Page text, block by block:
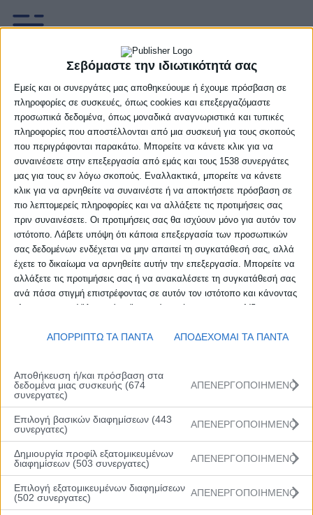
Σεβόμαστε την ιδιωτικότητά σας
Εμείς και οι συνεργάτες μας αποθηκεύουμε ή έχουμε πρόσβαση σε
πληροφορίες σε συσκευές, όπως cookies και επεξεργαζόμαστε
προσωπικά δεδομένα, όπως μοναδικά αναγνωριστικά και τυπικές
πληροφορίες που αποστέλλονται από μια συσκευή για τους σκοπούς
που περιγράφονται παρακάτω. Μπορείτε να κάνετε κλικ για να
συναινέσετε στην επεξεργασία από εμάς και τους 1538 συνεργάτες
μας για τους εν λόγω σκοπούς. Εναλλακτικά, μπορείτε να κάνετε
κλικ για να αρνηθείτε να συναινέστε ή να αποκτήσετε πρόσβαση σε
πιο λεπτομερείς πληροφορίες και να αλλάξετε τις προτιμήσεις σας
πριν συναινέσετε. Οι προτιμήσεις σας θα ισχύουν μόνο για αυτόν τον
ιστότοπο. Λάβετε υπόψη ότι κάποια επεξεργασία των προσωπικών
σας δεδομένων ενδέχεται να μην απαιτεί τη συγκατάθεσή σας, αλλά
έχετε το δικαίωμα να αρνηθείτε αυτήν την επεξεργασία. Μπορείτε να
αλλάξετε τις προτιμήσεις σας ή να ανακαλέσετε τη συγκατάθεσή σας
ανά πάσα στιγμή επιστρέφοντας σε αυτόν τον ιστότοπο και κάνοντας
κλικ στο κουμπί "Απορρήτου" στο κάτω μέρος της ιστοσελίδας.
ΑΠΟΡΡΙΠΤΩ ΤΑ ΠΑΝΤΑ ΑΠΟΔΕΧΟΜΑΙ ΤΑ ΠΑΝΤΑ
Αποθήκευση ή/και πρόσβαση στα
δεδομένα μιας συσκευής (674
συνεργατες)
ΑΠΕΝΕΡΓΟΠΟΙΗΜΕΝΟ
Επιλογή βασικών διαφημίσεων (443
συνεργατες)
ΑΠΕΝΕΡΓΟΠΟΙΗΜΕΝΟ
Δημιουργία προφίλ εξατομικευμένων
διαφημίσεων (503 συνεργατες)
ΑΠΕΝΕΡΓΟΠΟΙΗΜΕΝΟ
Επιλογή εξατομικευμένων διαφημίσεων
(502 συνεργατες)
ΑΠΕΝΕΡΓΟΠΟΙΗΜΕΝΟ
“Έφυγε” ο Μελιγδής
Το τέταρτο φετινό ραντεβού του Rising Stars Εθνική
Ασφαλιστική προγματοποιείται αύριο και μεθαύριο (7-8/1)
σε Αθήνα και Θεσσαλονίκη, αλλά οι αγώνες του Προμηθέα
Πάτρας με
06/01/2023 Δεν υπάρχουν Σχόλια
Follow Us
Πολιτική Απορρήτου
| © 2022 All Rights
Reserved